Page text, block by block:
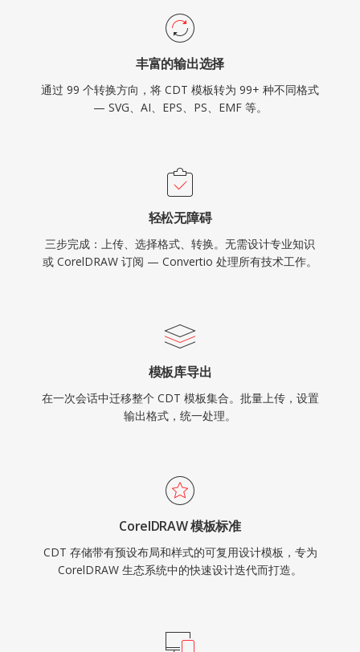
丰富的输出选择
通过 99 个转换方向，将 CDT 模板转为 99+ 种不同格式
— SVG、AI、EPS、PS、EMF 等。
轻松无障碍
三步完成：上传、选择格式、转换。无需设计专业知识
或 CorelDRAW 订阅 — Convertio 处理所有技术工作。
模板库导出
在一次会话中迁移整个 CDT 模板集合。批量上传，设置
输出格式，统一处理。
CorelDRAW 模板标准
CDT 存储带有预设布局和样式的可复用设计模板，专为
CorelDRAW 生态系统中的快速设计迭代而打造。